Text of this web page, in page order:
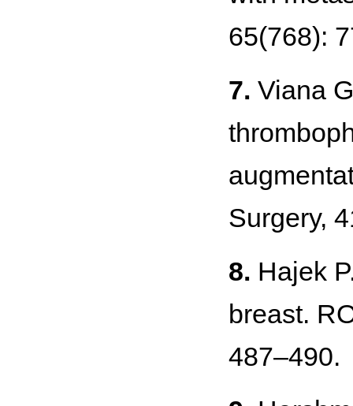
65(768):
7. Viana
Surgery,
8. Hajek
breast.
487–490.